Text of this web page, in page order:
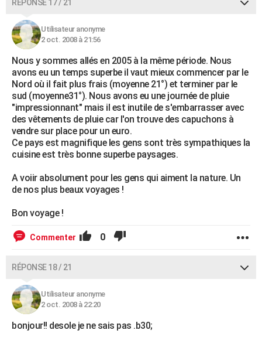
RÉPONSE 17 / 21
Utilisateur anonyme
2 oct. 2008 à 21:56
Nous y sommes allés en 2005 à la même période. Nous
avons eu un temps superbe il vaut mieux commencer par le
Nord où il fait plus frais (moyenne 21°) et terminer par le
sud (moyenne31°). Nous avons eu une journée de pluie
"impressionnant" mais il est inutile de s'embarrasser avec
des vêtements de pluie car l'on trouve des capuchons à
vendre sur place pour un euro.
Ce pays est magnifique les gens sont très sympathiques la
cuisine est très bonne superbe paysages.
A voiir absolument pour les gens qui aiment la nature. Un
de nos plus beaux voyages !
Bon voyage !
Commenter 0
RÉPONSE 18 / 21
Utilisateur anonyme
2 oct. 2008 à 22:20
bonjour!! desole je ne sais pas .b30;